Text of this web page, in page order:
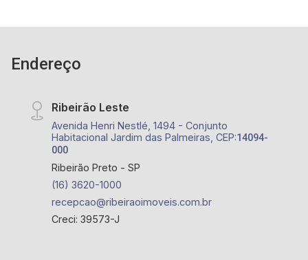
Endereço
Ribeirão Leste
Avenida Henri Nestlé, 1494 - Conjunto
Habitacional Jardim das Palmeiras, CEP:14094-
000
Ribeirão Preto - SP
(16) 3620-1000
recepcao@ribeiraoimoveis.com.br
Creci: 39573-J